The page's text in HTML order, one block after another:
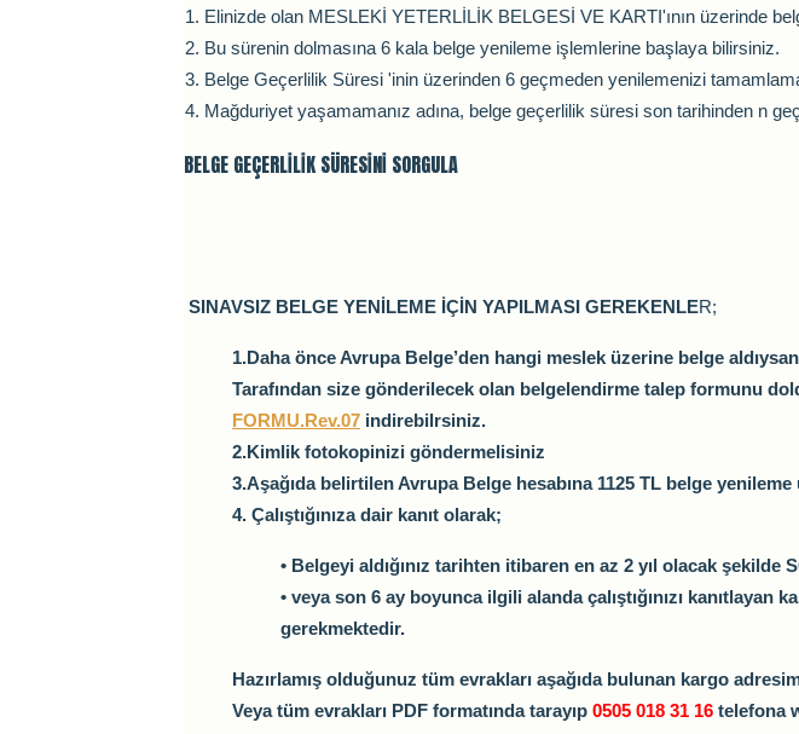
Elinizde olan MESLEKİ YETERLİLİK BELGESİ VE KARTI'ının üzerinde
Bu sürenin dolmasına 6 kala belge yenileme işlemlerine başlaya bilirsiniz.
Belge Geçerlilik Süresi 'inin üzerinden 6 geçmeden yenilemenizi
Mağduriyet yaşamamanız adına, belge geçerlilik süresi son tarihinden n
BELGE GEÇERLİLİK SÜRESİNİ SORGULA
SINAVSIZ BELGE YENİLEME İÇİN YAPILMASI GEREKENLER;
1.Daha önce Avrupa Belge’den hangi meslek üzerine belge
Tarafından size gönderilecek olan belgelendirme talep formunu
FORMU.Rev.07 indirebilrsiniz.
2.Kimlik fotokopinizi göndermelisiniz
3.Aşağıda belirtilen Avrupa Belge hesabına 1125 TL belge
4. Çalıştığınıza dair kanıt olarak;
• Belgeyi aldığınız tarihten itibaren en az 2 yıl olacak
• veya son 6 ay boyunca ilgili alanda çalıştığınızı kanıtlayan
gerekmektedir.
Hazırlamış olduğunuz tüm evrakları aşağıda bulunan kargo
Veya tüm evrakları PDF formatında tarayıp 0505 018 31 16 telefona